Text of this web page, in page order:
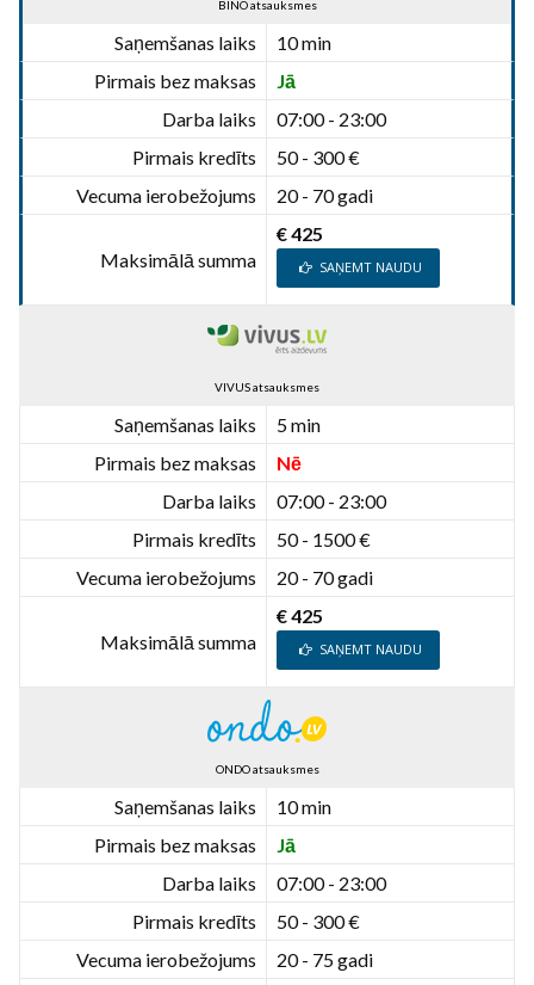
BINO atsauksmes
Saņemšanas laiks
10 min
Pirmais bez maksas
Jā
Darba laiks
07:00 - 23:00
Pirmais kredīts
50 - 300 €
Vecuma ierobežojums
20 - 70 gadi
Maksimālā summa
€ 425
SAŅEMT NAUDU
VIVUS atsauksmes
Saņemšanas laiks
5 min
Pirmais bez maksas
Nē
Darba laiks
07:00 - 23:00
Pirmais kredīts
50 - 1500 €
Vecuma ierobežojums
20 - 70 gadi
Maksimālā summa
€ 425
SAŅEMT NAUDU
ONDO atsauksmes
Saņemšanas laiks
10 min
Pirmais bez maksas
Jā
Darba laiks
07:00 - 23:00
Pirmais kredīts
50 - 300 €
Vecuma ierobežojums
20 - 75 gadi